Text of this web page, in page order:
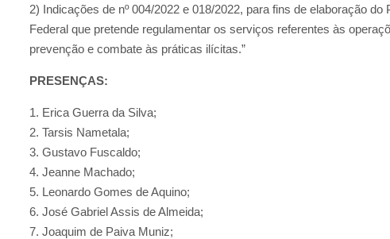
2) Indicações de nº 004/2022 e 018/2022, para fins de elaboração
Federal que pretende regulamentar os serviços referentes às
prevenção e combate às práticas ilícitas.”
PRESENÇAS:
1. Erica Guerra da Silva;
2. Tarsis Nametala;
3. Gustavo Fuscaldo;
4. Jeanne Machado;
5. Leonardo Gomes de Aquino;
6. José Gabriel Assis de Almeida;
7. Joaquim de Paiva Muniz;